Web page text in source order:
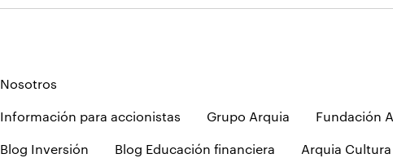
Nosotros
Información para accionistas Grupo Arquia Fundación
Blog Inversión Blog Educación financiera Arquia Cultura